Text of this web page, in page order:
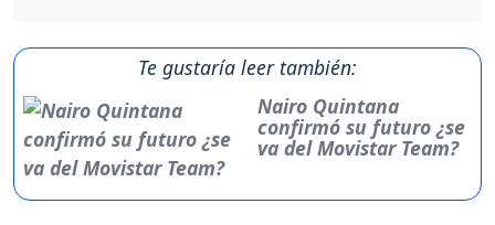
Te gustaría leer también:
Nairo Quintana
confirmó su futuro ¿se
va del Movistar Team?